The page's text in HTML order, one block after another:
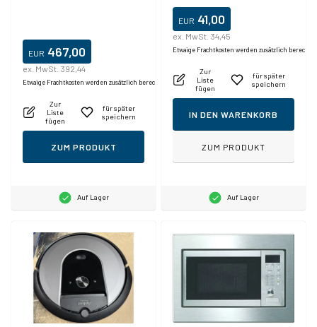
EUR 467,00
ex. MwSt. 392,44
Etwaige Frachtkosten werden zusätzlich berechnet.
Zur
Liste
fügen
für später
speichern
ZUM PRODUKT
Auf Lager
EUR 41,00
ex. MwSt. 34,45
Etwaige Frachtkosten werden zusätzlich
Zur
Liste
fügen
für später
speichern
IN DEN WARENKORB
ZUM PRODUKT
Auf Lager